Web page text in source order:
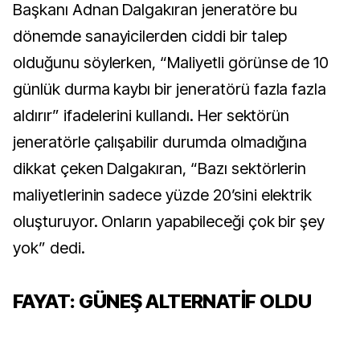
Başkanı Adnan Dalgakıran jeneratöre bu
dönemde sanayicilerden ciddi bir talep
olduğunu söylerken, “Maliyetli görünse de 10
günlük durma kaybı bir jeneratörü fazla fazla
aldırır” ifadelerini kullandı. Her sektörün
jeneratörle çalışabilir durumda olmadığına
dikkat çeken Dalgakıran, “Bazı sektörlerin
maliyetlerinin sadece yüzde 20’sini elektrik
oluşturuyor. Onların yapabileceği çok bir şey
yok” dedi.
FAYAT: GÜNEŞ ALTERNATİF OLDU